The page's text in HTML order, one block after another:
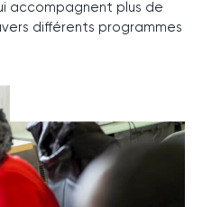
accompagnent plus de
différents programmes